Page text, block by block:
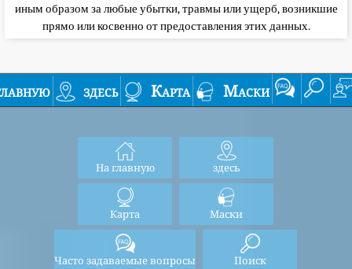
иным образом за любые убытки, травмы или ущерб, возникшие
прямо или косвенно от предоставления этих данных.
здесь Карта Маски
На главную здесь
Карта Маски
Часто задаваемые вопросы Поиск